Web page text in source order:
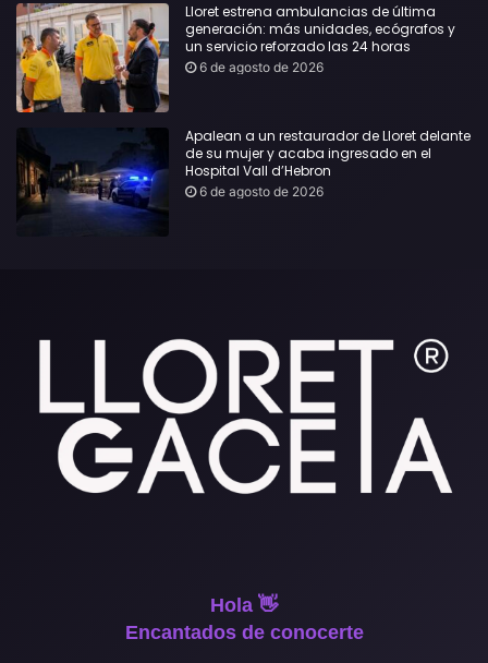
Lloret estrena ambulancias de última
generación: más unidades, ecógrafos y
un servicio reforzado las 24 horas
6 de agosto de 2026
Apalean a un restaurador de Lloret delante
de su mujer y acaba ingresado en el
Hospital Vall d’Hebron
6 de agosto de 2026
Hola 👋
Encantados de conocerte